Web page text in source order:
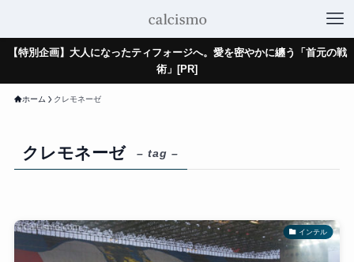
【特別企画】大人になったティフォージへ。愛を密やかに纏う「首元の戦
術」[PR]
ホーム クレモネーゼ
クレモネーゼ – tag –
インテル